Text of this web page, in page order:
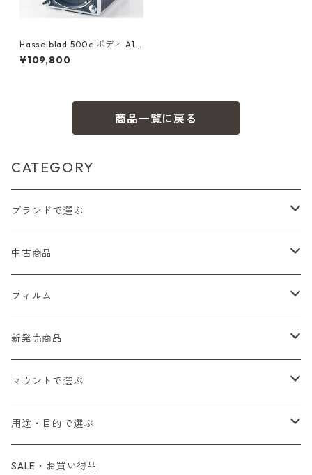
Hasselblad 500c ボディ A12
ノブメーター,革ケース付 ハッ
セルブラッド (54891)
¥109,800
商品一覧に戻る
CATEGORY
ブランドで選ぶ
Nikon（ニコン）
Sシリーズ
Fシリーズ（一桁＋F100）
Canon（キヤノン）
レンジファインダー（7、P）
PENTAX（ペンタックス）
SL、SP
K2、KX、KM
CONTAX（コンタックス）
G1、G2
Tシリーズ
MINOLTA（ミノルタ）
コンパクト
OLYMPUS（オリンパス）
中古商品
フィルムカメラ
一眼レフカメラ（マニュアルフォーカス）
一眼レフカメラ（オートフォーカス）
デジタルカメラ
一眼カメラ
ミラーレスカメラ
マニュアルレンズ
一眼レンズ
レンジファインダーレンズ
オートフォーカスレンズ
一眼レンズ
マウントアダプター
フィルム
レンズ付きフィルム
35mm（135）カラーネガ
35mm（135）白黒ネガ
35mm（135）カラーリバーサル
新発売商品
フィルムカメラ
レンズ付きフィルム
アクセサリー・付属品
マウントで選ぶ
M42
L39
用途・目的で選ぶ
初心者の方へもおすすめ！
SALE・お買い得品